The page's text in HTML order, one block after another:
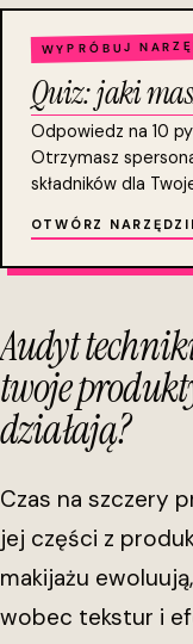
WYPRÓBUJ
Quiz: jaki
Odpowiedz na 10
Otrzymasz
składników dla
OTWÓRZ
Audyt
twoje
działają?
Czas na szczery
jej części z
makijażu
wobec tekstur i